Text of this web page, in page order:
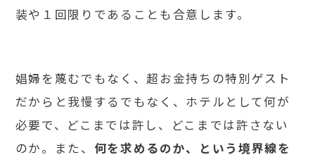
装や１回限りであることも合意します。
娼婦を蔑むでもなく、超お金持ちの特別ゲスト
だからと我慢するでもなく、ホテルとして何が
必要で、どこまでは許し、どこまでは許さない
のか。また、 何を求めるのか、という境界線を